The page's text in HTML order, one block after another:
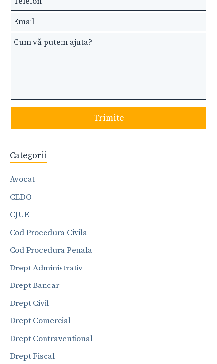
field
blank
Trimite
Categorii
Avocat
CEDO
CJUE
Cod Procedura Civila
Cod Procedura Penala
Drept Administrativ
Drept Bancar
Drept Civil
Drept Comercial
Drept Contraventional
Drept Fiscal